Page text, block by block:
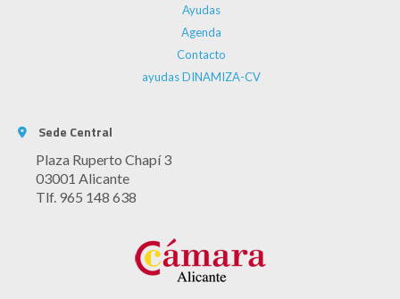
Ayudas
Agenda
Contacto
ayudas DINAMIZA-CV
Sede Central
Plaza Ruperto Chapí 3
03001 Alicante
Tlf. 965 148 638